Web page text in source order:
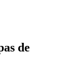
de